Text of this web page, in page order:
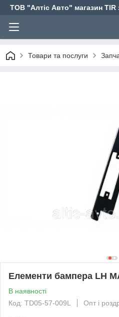
ТОВ "Алтіс Авто" магазин TIR
Товари та послуги
Елементи бампера LH
В наявності
Код: TD05-57-009L
Опт і